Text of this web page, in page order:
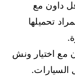
داون مع
تحميلها
مع اختيار ونش
السيارات.